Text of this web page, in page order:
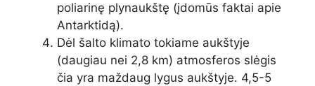
poliarinę plynaukštę (įdomūs faktai apie
Antarktidą).
Dėl šalto klimato tokiame aukštyje
(daugiau nei 2,8 km) atmosferos slėgis
čia yra maždaug lygus aukštyje. 4,5-5